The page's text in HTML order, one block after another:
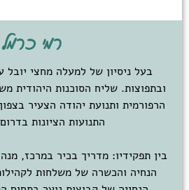
רמי כרמל
בעל ניסיון של למעלה מחצי יובל
הרפורמית ותנועת יהודה הצעיר
התנועות הציונות
בין תפקידיו: מדריך בכיר במרכז,
הנחיה והכשרה של משלחות